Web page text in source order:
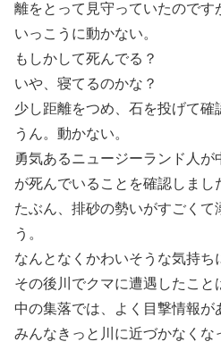
離をとって見守っていたのです
いっこうに動かない。
もしかして死んでる？
いや、寝てるのかな？
少し距離をつめ、石を投げて確
うん。動かない。
勇気あるニュージーランド人
が死んでいることを確認しまし
たぶん、排砂の勢いがすごくて
う。
なんとなくかわいそうな気持ち
その後川でクマに遭遇したこ
中の集落では、よく目撃情報が
みんなきっと川に近づかなくな